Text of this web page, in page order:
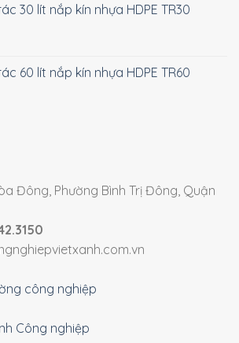
30 lít nắp kín nhựa HDPE TR30
60 lít nắp kín nhựa HDPE TR60
Đông, Phường Bình Trị Đông, Quận
công nghiệp
Công nghiệp